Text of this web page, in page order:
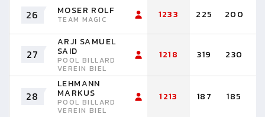
26 MOSER ROLF
TEAM MAGIC 1233 225 200
27
ARJI SAMUEL
SAID
POOL BILLARD
VEREIN BIEL
1218 319 230
28
LEHMANN
MARKUS
POOL BILLARD
VEREIN BIEL
1213 187 185